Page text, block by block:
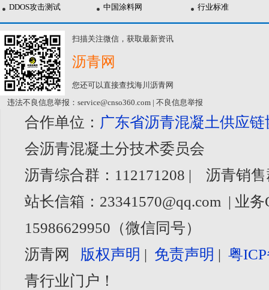
DDOS攻击测试
中国涂料网
行业标准
扫描关注微信，获取最新资讯
沥青网
您还可以直接查找海川沥青网
违法不良信息举报：service@cnso360.com | 不良信息举报
合作单位： 广东省沥青混凝土供应链
会沥青混凝土分技术委员会
沥青综合群：112171208 | 沥青销
站长信箱：23341570@qq.com | 业
15986629950（微信同号）
沥青网 版权声明 | 免责声明 | 粤
青行业门户！